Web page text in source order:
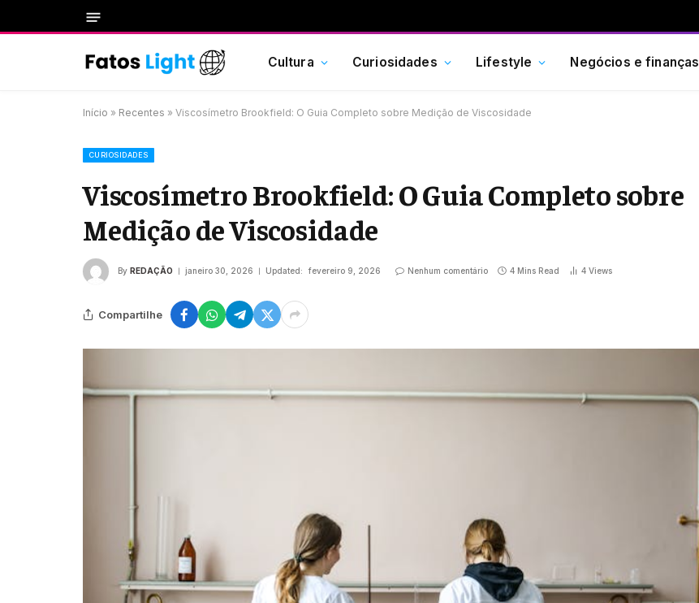
Cultura Curiosidades Lifestyle Negócios e finanças
Início » Recentes » Viscosímetro Brookfield: O Guia Completo sobre Medição de Viscosidade
CURIOSIDADES
Viscosímetro Brookfield: O Guia Completo sobre
Medição de Viscosidade
By REDAÇÃO janeiro 30, 2026 Updated: fevereiro 9, 2026 Nenhum comentário 4 Mins Read 4 Views
Compartilhe